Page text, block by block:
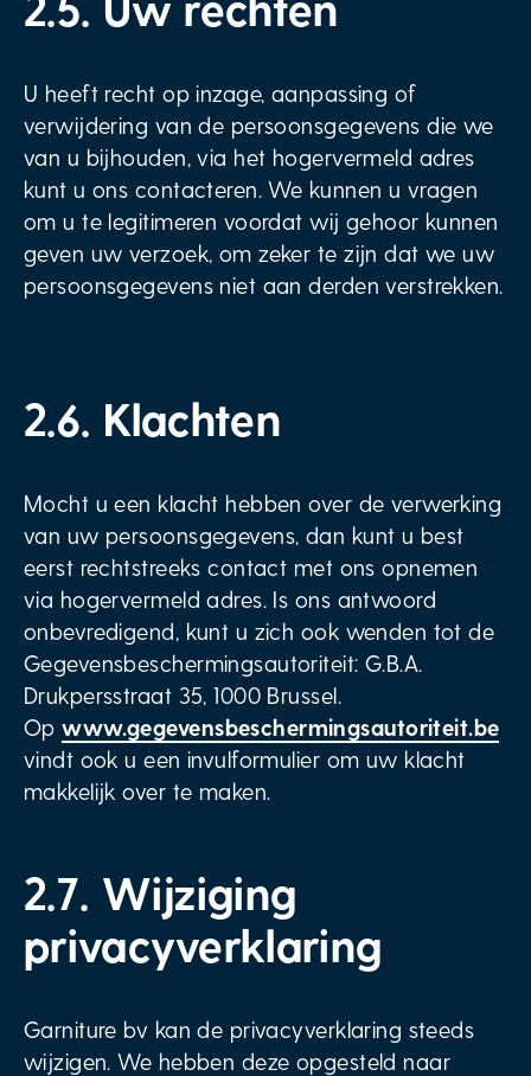
U heeft recht op inzage, aanpassing of
verwijdering van de persoonsgegevens die we
van u bijhouden, via het hogervermeld adres
kunt u ons contacteren. We kunnen u vragen
om u te legitimeren voordat wij gehoor kunnen
geven uw verzoek, om zeker te zijn dat we uw
persoonsgegevens niet aan derden verstrekken.
2.6. Klachten
Mocht u een klacht hebben over de verwerking
van uw persoonsgegevens, dan kunt u best
eerst rechtstreeks contact met ons opnemen
via hogervermeld adres. Is ons antwoord
onbevredigend, kunt u zich ook wenden tot de
Gegevensbeschermingsautoriteit: G.B.A.
Drukpersstraat 35, 1000 Brussel.
Opwww.gegevensbeschermingsautoriteit.be
vindt ook u een invulformulier om uw klacht
makkelijk over te maken.
2.7. Wijziging
privacyverklaring
Garniture bv kan de privacyverklaring steeds
wijzigen. We hebben deze opgesteld naar